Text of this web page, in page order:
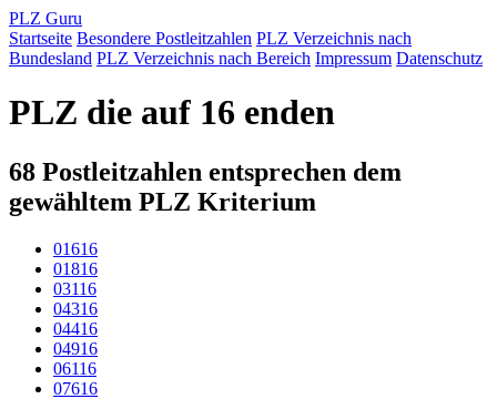
PLZ Guru
Startseite Besondere Postleitzahlen PLZ Verzeichnis nach
Bundesland PLZ Verzeichnis nach Bereich Impressum Datenschutz
PLZ die auf 16 enden
68 Postleitzahlen entsprechen dem
gewähltem PLZ Kriterium
01616
01816
03116
04316
04416
04916
06116
07616